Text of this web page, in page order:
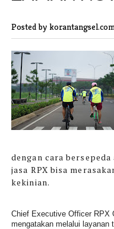
Posted by
dengan cara
jasa RPX bisa
kekinian.
Chief Executive Officer RPX
mengatakan melalui layanan